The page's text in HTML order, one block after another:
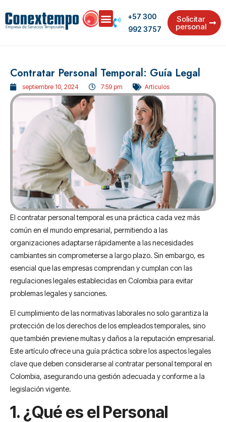
+57 300
992 3757
Solicitar
personal
Contratar Personal Temporal: Guía Legal
septiembre 10, 2024 7:59 pm Artículos
El contratar personal temporal es una práctica cada vez más
común en el mundo empresarial, permitiendo a las
organizaciones adaptarse rápidamente a las necesidades
cambiantes sin comprometerse a largo plazo. Sin embargo, es
esencial que las empresas comprendan y cumplan con las
regulaciones legales establecidas en Colombia para evitar
problemas legales y sanciones.
El cumplimiento de las normativas laborales no solo garantiza la
protección de los derechos de los empleados temporales, sino
que también previene multas y daños a la reputación empresarial.
Este artículo ofrece una guía práctica sobre los aspectos legales
clave que deben considerarse al contratar personal temporal en
Colombia, asegurando una gestión adecuada y conforme a la
legislación vigente.
1. ¿Qué es el Personal